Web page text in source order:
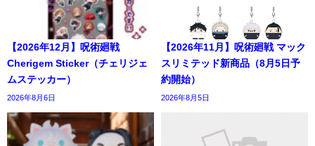
【2026年12月】呪術廻戦
Cherigem Sticker（チェリジェ
ムステッカー）
2026年8月6日
【2026年11月】呪術廻戦 マック
スリミテッド新商品（8月5日予
約開始）
2026年8月5日